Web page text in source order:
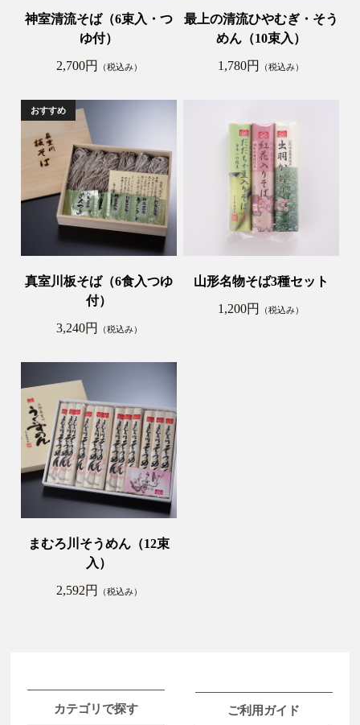
神室清流そば（6束入・つ
ゆ付）
2,700円
（税込み）
最上の清流ひやむぎ・そう
めん（10束入）
1,780円
（税込み）
真室川板そば（6食入つゆ
付）
3,240円
（税込み）
山形名物そば3種セット
1,200円
（税込み）
まむろ川そうめん（12束
入）
2,592円
（税込み）
カテゴリで探す ご利用ガイド